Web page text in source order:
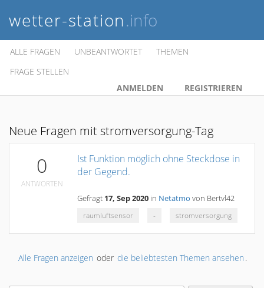
wetter-station.info
ALLE FRAGEN UNBEANTWORTET
THEMEN
FRAGE STELLEN
ANMELDEN
REGISTRIEREN
Neue Fragen mit stromversorgung-Tag
0
ANTWORTEN
Ist Funktion möglich ohne Steckdose in
der Gegend.
Gefragt 17, Sep 2020 in Netatmo von Bertvl42
raumluftsensor
- stromversorgung
Alle Fragen anzeigen oder die beliebtesten Themen ansehen .